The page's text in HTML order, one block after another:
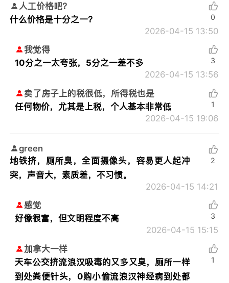
人工价格吧？
什么价格是十分之一？
2026-04-15 13:50
0
我觉得
10分之一太夸张，5分之一差不多
2026-04-15 13:56
3
卖了房子上的税很低，所得税也是
任何物价，尤其是上税，个人基本非常低
2026-04-15 19:06
1
green
地铁挤，厕所臭，全面摄像头，容易更人起冲
突，声音大，素质差，不习惯。
2026-04-15 14:21
2
感觉
好像很富，但文明程度不高
2026-04-15 15:15
3
加拿大一样
天车公交挤流浪汉吸毒的又多又臭，厕所一样
到处粪便针头，0购小偷流浪汉神经病到处都
1